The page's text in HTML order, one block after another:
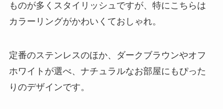
ものが多くスタイリッシュですが、特にこちらは
カラーリングがかわいくておしゃれ。
定番のステンレスのほか、ダークブラウンやオフ
ホワイトが選べ、ナチュラルなお部屋にもぴった
りのデザインです。